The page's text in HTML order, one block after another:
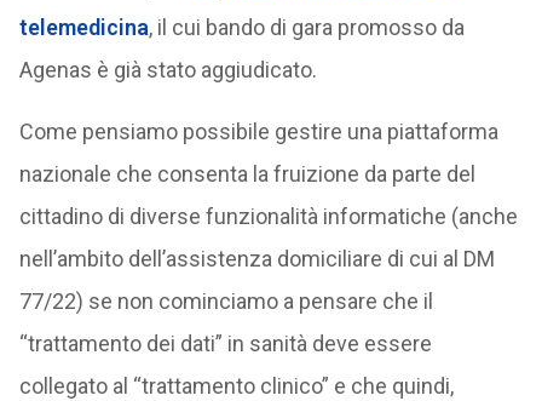
telemedicina, il cui bando di gara promosso da
Agenas è già stato aggiudicato.
Come pensiamo possibile gestire una piattaforma
nazionale che consenta la fruizione da parte del
cittadino di diverse funzionalità informatiche (anche
nell’ambito dell’assistenza domiciliare di cui al DM
77/22) se non cominciamo a pensare che il
“trattamento dei dati” in sanità deve essere
collegato al “trattamento clinico” e che quindi,